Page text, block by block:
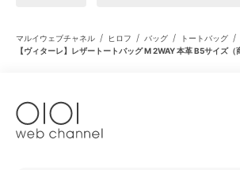
マルイウェブチャネル / ヒロフ / バッグ / トートバッグ /
【ヴィターレ】レザートートバッグ M 2WAY 本革 B5サイズ